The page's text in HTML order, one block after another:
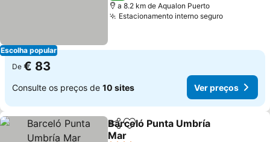
Escolha popular
a 8.2 km de Aqualon Puerto
Estacionamento interno seguro
De € 83
Consulte os preços de 10 sites Ver preços
PartilharAdicionar aos favoritos
Barceló Punta Umbría
Mar